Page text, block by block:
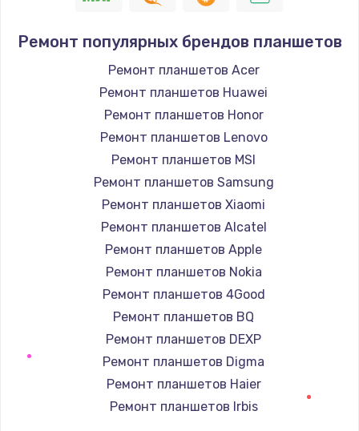
Замена клавиатуры
1190 руб.
Заказать
Замена корпуса
890 руб.
Заказать
Замена тачпада
1330 руб.
Заказать
Замена контроллера питания
1490 руб.
Заказать
Замена южного моста
Ремонт популярных брендов планшетов
Ремонт планшетов Acer
Ремонт планшетов Huawei
Ремонт планшетов Honor
Ремонт планшетов Lenovo
Ремонт планшетов MSI
Ремонт планшетов Samsung
Ремонт планшетов Xiaomi
Ремонт планшетов Alcatel
Ремонт планшетов Apple
Ремонт планшетов Nokia
Ремонт планшетов 4Good
Ремонт планшетов BQ
Ремонт планшетов DEXP
Ремонт планшетов Digma
Ремонт планшетов Haier
Ремонт планшетов Irbis